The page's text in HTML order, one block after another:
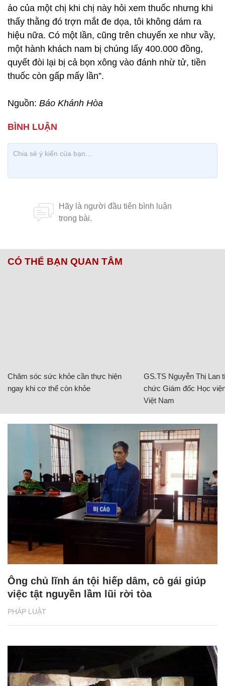
áo của một chị khi chị này hỏi xem thuốc nhưng khi
thấy thằng đó trợn mắt đe dọa, tôi không dám ra
hiệu nữa. Có một lần, cũng trên chuyến xe như vầy,
một hành khách nam bị chúng lấy 400.000 đồng,
quyết đòi lại bị cả bọn xông vào đánh nhừ tử, tiền
thuốc còn gấp mấy lần”.
Nguồn: Báo Khánh Hòa
CÓ THỂ BẠN QUAN TÂM
Chăm sóc sức khỏe cần thực hiện
ngay khi cơ thể còn khỏe
GS.TS Nguyễn Thị Lan
chức Giám đốc Học
Việt Nam
PHÁP LUẬT
Ông chủ lĩnh án tội hiếp dâm, cô gái giúp
việc tật nguyền lầm lũi rời tòa